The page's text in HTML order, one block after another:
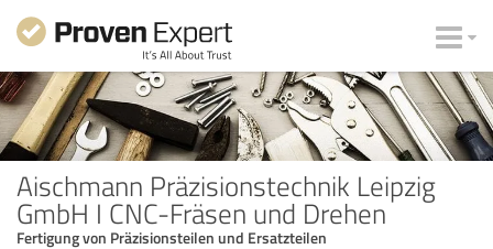
Aischmann Präzisionstechnik Leipzig
GmbH I CNC-Fräsen und Drehen
Fertigung von Präzisionsteilen und Ersatzteilen